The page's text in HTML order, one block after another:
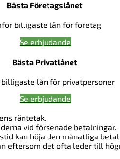
Bästa Företagslånet
billigaste lån för företag
Se erbjudande
Bästa Privatlånet
billigaste lån för privatpersoner
Se erbjudande
räntetak.
vid försenade betalningar.
kan höja den månatliga
eftersom det ofta leder till